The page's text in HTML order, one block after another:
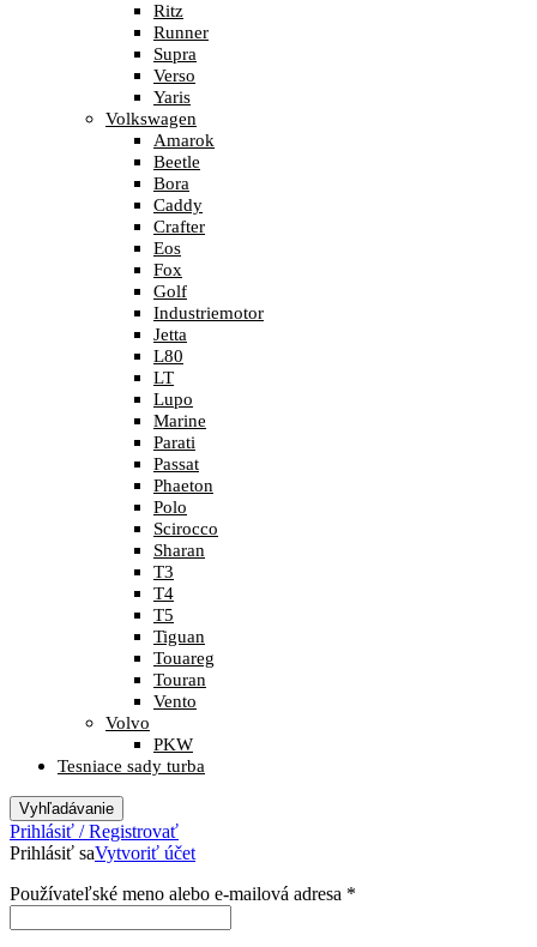
Ritz
Runner
Supra
Verso
Yaris
Volkswagen
Amarok
Beetle
Bora
Caddy
Crafter
Eos
Fox
Golf
Industriemotor
Jetta
L80
LT
Lupo
Marine
Parati
Passat
Phaeton
Polo
Scirocco
Sharan
T3
T4
T5
Tiguan
Touareg
Touran
Vento
Volvo
PKW
Tesniace sady turba
Vyhľadávanie
Prihlásiť / Registrovať
Prihlásiť saVytvoriť účet
Používateľské meno alebo e-mailová adresa *